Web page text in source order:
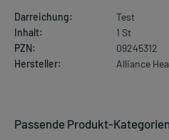
Darreichung:
Test
Inhalt:
1 St
PZN:
09245312
Hersteller:
Alliance
Passende Produkt-